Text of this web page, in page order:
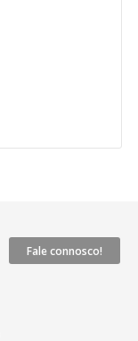
Fale connosco!